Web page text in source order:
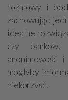
rozmowy i
zachowując
idealne
czy
anonimowość
mogłyby
niekorzyść.